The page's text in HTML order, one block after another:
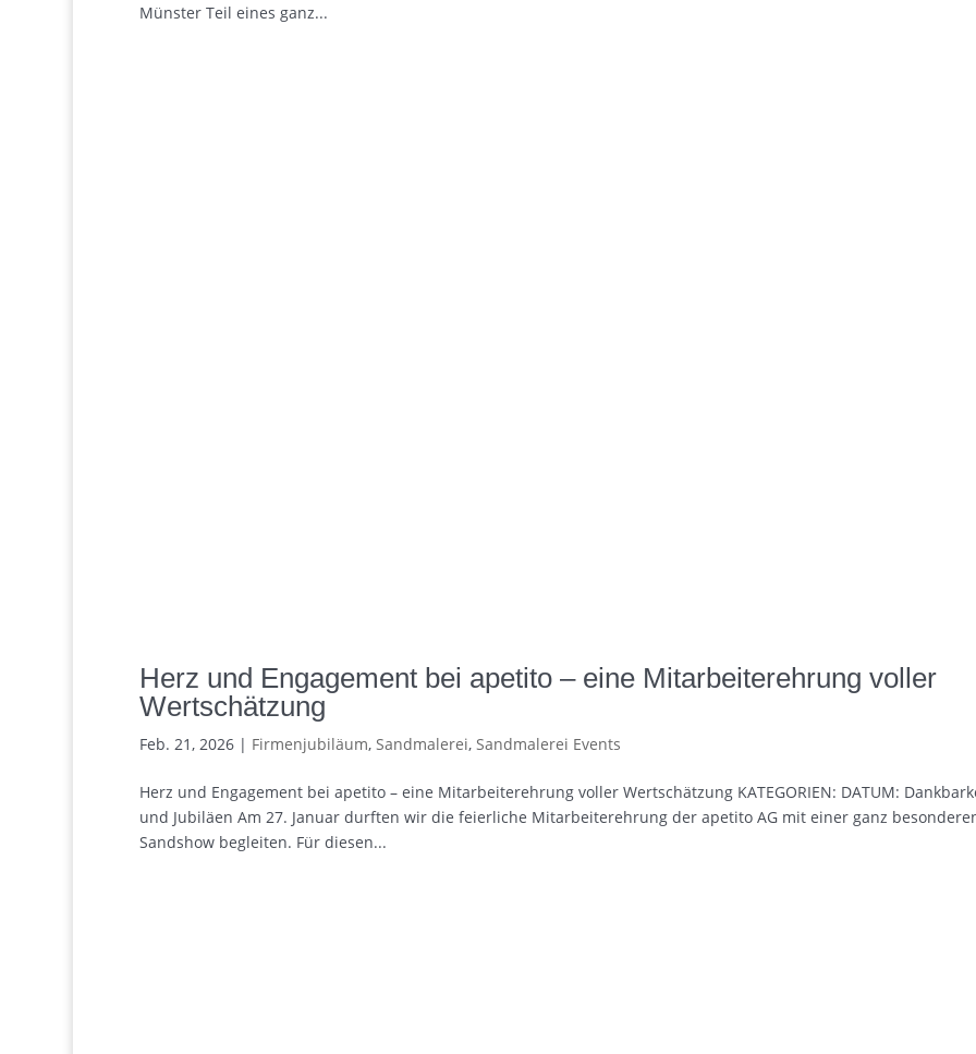
Münster Teil eines ganz...
Herz und Engagement bei apetito – eine Mitarbeiterehrung voller
Wertschätzung
Feb. 21, 2026| Firmenjubiläum, Sandmalerei, Sandmalerei Events
Herz und Engagement bei apetito – eine Mitarbeiterehrung voller Wertschätzung KATEGORIEN: DATUM:
und Jubiläen Am 27. Januar durften wir die feierliche Mitarbeiterehrung der apetito AG mit einer ganz
Sandshow begleiten. Für diesen...